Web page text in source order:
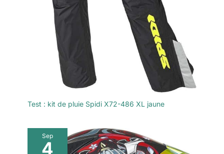
Test : kit de pluie Spidi X72-486 XL jaune
Sep
4